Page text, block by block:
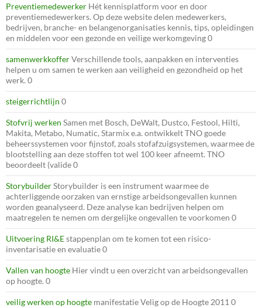
Preventiemedewerker Hét kennisplatform voor en door
preventiemedewerkers. Op deze website delen medewerkers,
bedrijven, branche- en belangenorganisaties kennis, tips, opleidingen
en middelen voor een gezonde en veilige werkomgeving 0
samenwerkkofferVerschillende tools, aanpakken en interventies
helpen u om samen te werken aan veiligheid en gezondheid op het
werk. 0
steigerrichtlijn 0
Stofvrij werken Samen met Bosch, DeWalt, Dustco, Festool, Hilti,
Makita, Metabo, Numatic, Starmix e.a. ontwikkelt TNO goede
beheerssystemen voor fijnstof, zoals stofafzuigsystemen, waarmee de
blootstelling aan deze stoffen tot wel 100 keer afneemt. TNO
beoordeelt (valide 0
StorybuilderStorybuilder is een instrument waarmee de
achterliggende oorzaken van ernstige arbeidsongevallen kunnen
worden geanalyseerd. Deze analyse kan bedrijven helpen om
maatregelen te nemen om dergelijke ongevallen te voorkomen 0
Uitvoering RI&Estappenplan om te komen tot een risico-
inventarisatie en evaluatie 0
Vallen van hoogte Hier vindt u een overzicht van arbeidsongevallen
op hoogte. 0
veilig werken op hoogte manifestatie Velig op de Hoogte 2011 0